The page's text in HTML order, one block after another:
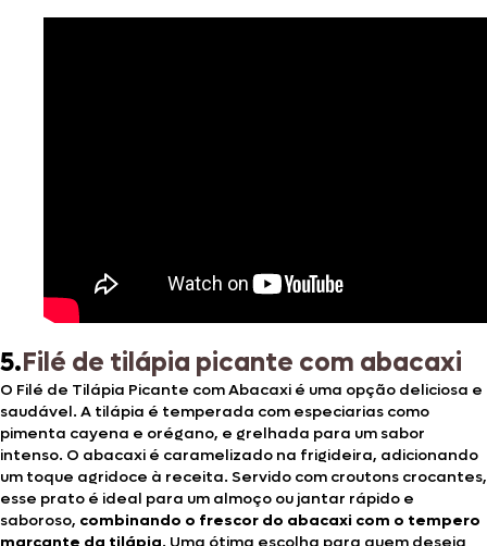
5.Filé de tilápia picante com abacaxi
O Filé de Tilápia Picante com Abacaxi é uma opção deliciosa e
saudável. A tilápia é temperada com especiarias como
pimenta cayena e orégano, e grelhada para um sabor
intenso. O abacaxi é caramelizado na frigideira, adicionando
um toque agridoce à receita. Servido com croutons crocantes,
esse prato é ideal para um almoço ou jantar rápido e
saboroso, combinando o frescor do abacaxi com o tempero